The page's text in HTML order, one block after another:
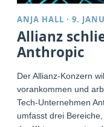
ANJA HALL ·9.
Allianz
Anthropic
Der Allianz-Konzern
vorankommen und
Tech-Unternehmen
umfasst drei